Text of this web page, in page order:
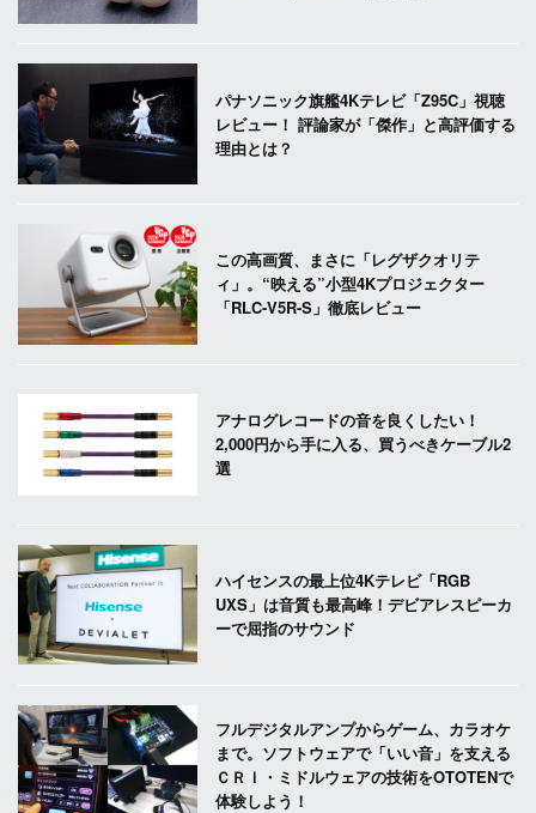
パナソニック旗艦4Kテレビ「Z95C」視聴
レビュー！ 評論家が「傑作」と高評価する
理由とは？
この高画質、まさに「レグザクオリテ
ィ」。“映える”小型4Kプロジェクター
「RLC-V5R-S」徹底レビュー
アナログレコードの音を良くしたい！
2,000円から手に入る、買うべきケーブル2
選
ハイセンスの最上位4Kテレビ「RGB
UXS」は音質も最高峰！デビアレスピーカ
ーで屈指のサウンド
フルデジタルアンプからゲーム、カラオケ
まで。ソフトウェアで「いい音」を支える
ＣＲＩ・ミドルウェアの技術をOTOTENで
体験しよう！